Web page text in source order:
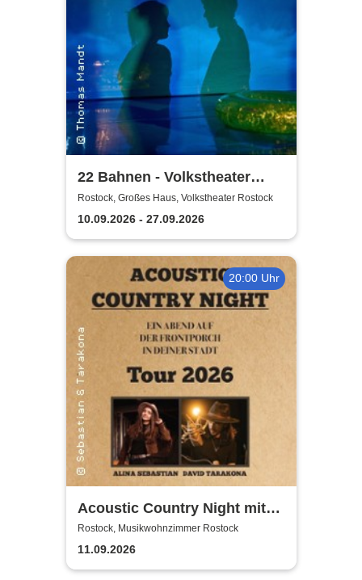
22 Bahnen - Volkstheater
Rostock
Rostock, Großes Haus, Volkstheater Rostock
10.09.2026 - 27.09.2026
20:00 Uhr
Acoustic Country Night mit
Alina Sebastian & David
Tarakona | Musikwohnzimmer
Rostock
Rostock, Musikwohnzimmer Rostock
11.09.2026